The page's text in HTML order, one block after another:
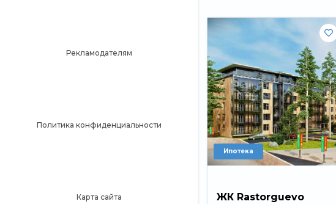
Рекламодателям
Политика конфиденциальности
Карта сайта
Ипотека
ЖК Rastorguevo